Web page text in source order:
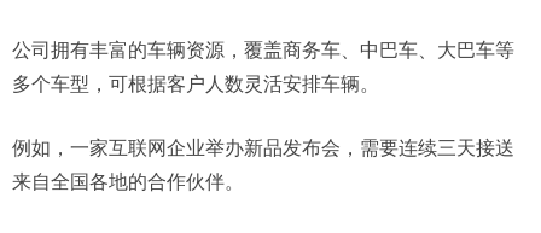
公司拥有丰富的车辆资源，覆盖商务车、中巴车、大巴车等
多个车型，可根据客户人数灵活安排车辆。
例如，一家互联网企业举办新品发布会，需要连续三天接送
来自全国各地的合作伙伴。